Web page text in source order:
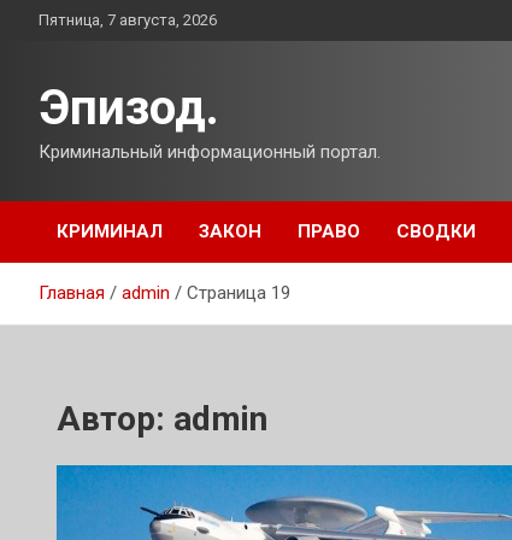
ПерейтиПятница, 7 августа, 2026
Эпизод.
Криминальный информационный портал.
КРИМИНАЛ ЗАКОН ПРАВО СВОДКИ
Главная admin Страница 19
Автор: admin